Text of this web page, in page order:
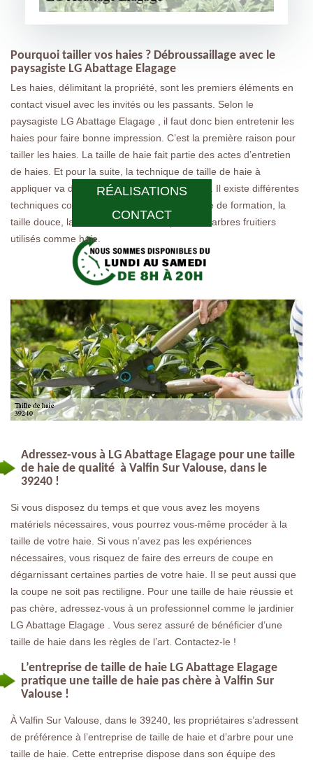
RÉALISATIONS
CONTACT
Pourquoi tailler vos haies ? Débroussaillage avec le
paysagiste LG Abattage Elagage
Les haies, délimitant la propriété, sont les premiers éléments en
contact visuel avec les invités ou les passants. Selon le
paysagiste LG Abattage Elagage , il faut donc bien entretenir les
haies pour faire bonne impression. C’est la première raison pour
tailler les haies. La taille de haie fait partie des actes d’entretien
de haies. Et pour la suite, la technique de taille de haie à
appliquer va dépendre de l’objectif recherché. Il existe différentes
techniques comme la taille d’entretien, la taille de formation, la
taille douce, la taille de fructification pour des arbres fruitiers
utilisés comme haie.
Adressez-vous à LG Abattage Elagage pour une taille
de haie de qualité à Valfin Sur Valouse, dans le
39240 !
Si vous disposez du temps et que vous avez les moyens
matériels nécessaires, vous pourrez vous-même procéder à la
taille de votre haie. Si vous n’avez pas les expériences
nécessaires, vous risquez de faire des erreurs de coupe en
dégarnissant certaines parties de votre haie. Il se peut aussi que
la coupe ne soit pas rectiligne. Pour une taille de haie réussie et
pas chère, adressez-vous à un professionnel comme le jardinier
LG Abattage Elagage . Vous serez assuré de bénéficier d’une
taille de haie dans les règles de l’art. Contactez-le !
L’entreprise de taille de haie LG Abattage Elagage
pratique une taille de haie pas chère à Valfin Sur
Valouse !
À Valfin Sur Valouse, dans le 39240, les propriétaires s’adressent
de préférence à l’entreprise de taille de haie et d’arbre pour une
taille de haie. Cette entreprise dispose dans son équipe des